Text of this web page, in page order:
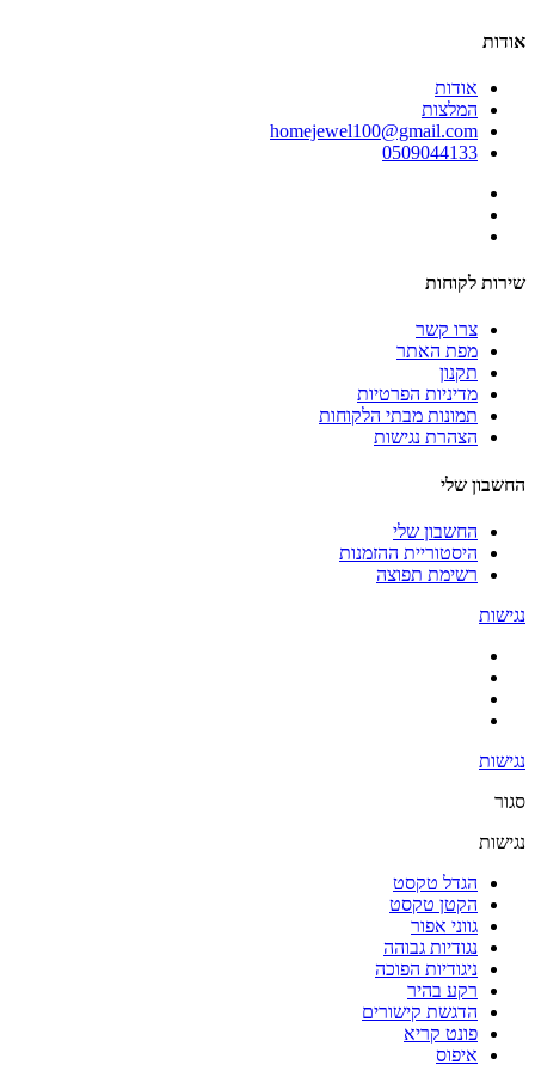
אודות
אודות
המלצות
homejewel100@gmail.com
0509044133
שירות לקוחות
צרו קשר
מפת האתר
תקנון
מדיניות הפרטיות
תמונות מבתי הלקוחות
הצהרת נגישות
החשבון שלי
החשבון שלי
היסטוריית ההזמנות
רשימת תפוצה
נגישות
נגישות
סגור
נגישות
הגדל טקסט
הקטן טקסט
גווני אפור
נגודיות גבוהה
ניגודיות הפוכה
רקע בהיר
הדגשת קישורים
פונט קריא
איפוס